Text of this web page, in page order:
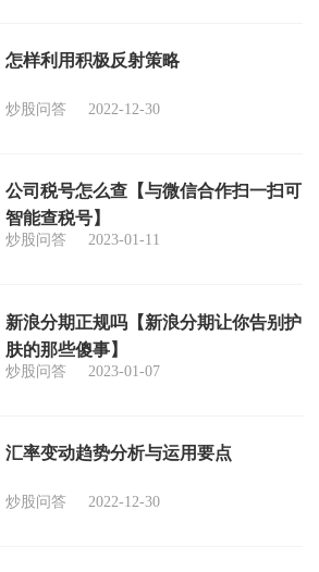
怎样利用积极反射策略
炒股问答 2022-12-30
公司税号怎么查【与微信合作扫一扫可
智能查税号】
炒股问答 2023-01-11
新浪分期正规吗【新浪分期让你告别护
肤的那些傻事】
炒股问答 2023-01-07
汇率变动趋势分析与运用要点
炒股问答 2022-12-30